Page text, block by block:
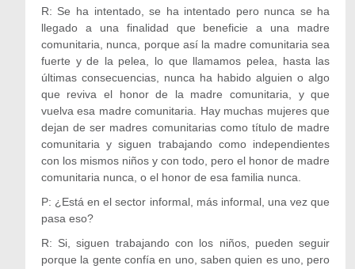
R: Se ha intentado, se ha intentado pero nunca se ha
llegado a una finalidad que beneficie a una madre
comunitaria, nunca, porque así la madre comunitaria sea
fuerte y de la pelea, lo que llamamos pelea, hasta las
últimas consecuencias, nunca ha habido alguien o algo
que reviva el honor de la madre comunitaria, y que
vuelva esa madre comunitaria. Hay muchas mujeres que
dejan de ser madres comunitarias como título de madre
comunitaria y siguen trabajando como independientes
con los mismos niños y con todo, pero el honor de madre
comunitaria nunca, o el honor de esa familia nunca.
P: ¿Está en el sector informal, más informal, una vez que
pasa eso?
R: Si, siguen trabajando con los niños, pueden seguir
porque la gente confía en uno, saben quien es uno, pero